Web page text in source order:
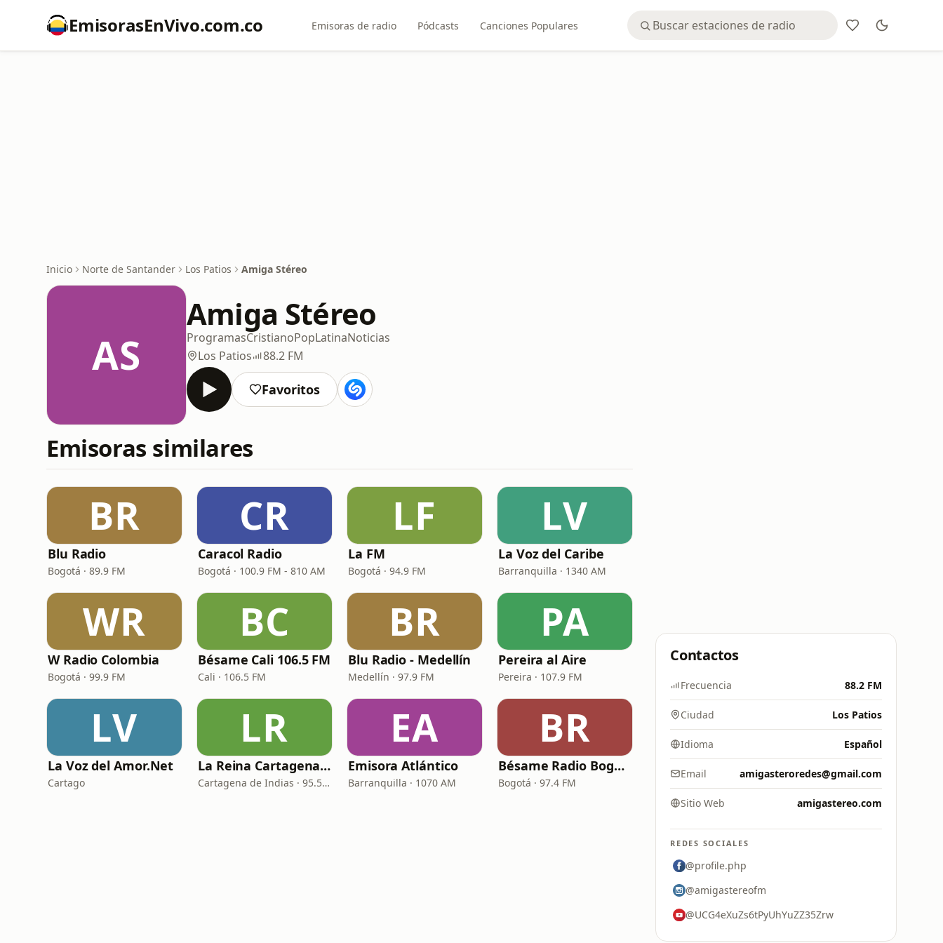
EmisorasEnVivo.com.co Emisoras de radio Pódcasts Canciones Populares
Inicio Norte de Santander Los Patios Amiga Stéreo
AS
Amiga Stéreo
ProgramasCristianoPopLatinaNoticias
Los Patios
88.2 FM
Favoritos
Emisoras similares
BR
Blu Radio
Bogotá · 89.9 FM
CR
Caracol Radio
Bogotá · 100.9 FM - 810 AM
LF
La FM
Bogotá · 94.9 FM
LV
La Voz del Caribe
Barranquilla · 1340 AM
WR
W Radio Colombia
Bogotá · 99.9 FM
BC
Bésame Cali 106.5 FM
Cali · 106.5 FM
BR
Blu Radio - Medellín
Medellín · 97.9 FM
PA
Pereira al Aire
Pereira · 107.9 FM
LV
La Voz del Amor.Net
Cartago
LR
La Reina Cartagena de Indias
Cartagena de Indias · 95.5 FM
EA
Emisora Atlántico
Barranquilla · 1070 AM
BR
Bésame Radio Bogotá
Bogotá · 97.4 FM
Contactos
Frecuencia 88.2 FM
Ciudad Los Patios
Idioma Español
Email amigasteroredes@gmail.com
Sitio Web amigastereo.com
REDES SOCIALES
@profile.php
@amigastereofm
@UCG4eXuZs6tPyUhYuZZ35Zrw